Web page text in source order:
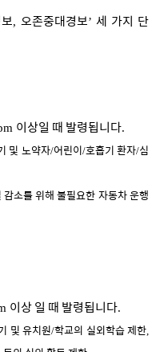
, 오존중대경보’세 가지 단
이상일 때 발령됩니다.
및 노약자/어린이/호흡기 환자/심
소를 위해 불필요한 자동차 운행
이상 일 때 발령됩니다.
및 유치원/학교의 실외학습 제한,